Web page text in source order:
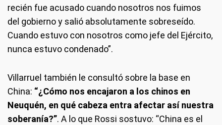
recién fue acusado cuando nosotros nos fuimos
del gobierno y salió absolutamente sobreseído.
Cuando estuvo con nosotros como jefe del Ejército,
nunca estuvo condenado”.
Villarruel también le consultó sobre la base en
China: “¿Cómo nos encajaron a los chinos en
Neuquén, en qué cabeza entra afectar así nuestra
soberanía?”. A lo que Rossi sostuvo: “China es el